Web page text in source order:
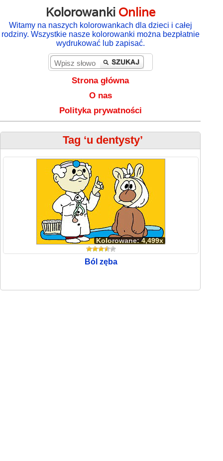
Kolorowanki Online
Witamy na naszych kolorowankach dla dzieci i całej
rodziny. Wszystkie nasze kolorowanki można bezpłatnie
wydrukować lub zapisać.
Strona główna
O nas
Polityka prywatności
Tag ‘u dentysty’
Kolorowane: 4,499x
Ból zęba